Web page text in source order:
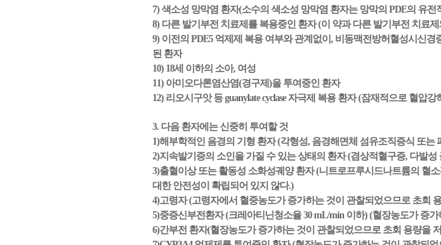
7) 색소성 망막염 환자(소수의 색소성 망막염 환자는 망막의 PDE의 유전
8) 다른 발기부전 치료제를 복용중인 환자 (이 약과 다른 발기부전 치료
9) 이전의 PDE5 억제제 복용 여부와 관계없이, 비동맥전방허혈성시신경
된 환자
10) 18세 이하의 소아, 여성
11) 아미오다론염산염(경구제)을 투여중인 환자
12) 리오시구앗 등 guanylate cyclase 자극제 복용 환자 (잠재적으로 혈압
3. 다음 환자에는 신중히 투여할 것
1)해부학적인 음경의 기형 환자 (각형성, 음경해면체 섬유조직증식 또는
2)지속발기증의 소인을 가질 수 있는 상태의 환자 (겸상적혈구증, 다발성
3)출혈이상 또는 활동성 소화성궤양 환자 (니트로프루시드나트륨의 혈
대한 안전성이 확립되어 있지 않다.)
4)고령자 (고령자에서 혈중농도가 증가하는 것이 관찰되었으므로 초회
5)중증신부전환자 (크레아티닌청소율 30 mL/min 이하) (혈장농도가 증
6)간부전 환자(혈장농도가 증가하는 것이 관찰되었으므로 초회 용량을